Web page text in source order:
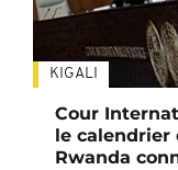
KIGALI
Cour
le calendrier
Rwanda